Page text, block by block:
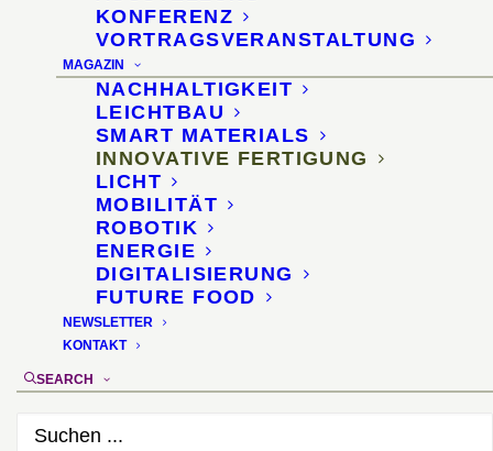
KONFERENZ
VORTRAGSVERANSTALTUNG
MAGAZIN
NACHHALTIGKEIT
LEICHTBAU
SMART MATERIALS
INNOVATIVE FERTIGUNG
LICHT
MOBILITÄT
ROBOTIK
ENERGIE
DIGITALISIERUNG
FUTURE FOOD
NEWSLETTER
KONTAKT
SEARCH